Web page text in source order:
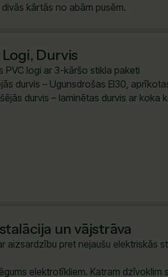
kārtās no abām pusēm.
Durvis
PVC logi ar 3-kāršo stikla paketi
durvis – Ugunsdrošas EI30,
durvis – laminētas durvis ar koka
un vājstrāva
aizsardzību pret nejaušu elektriskās
elektrotīkliem. Katram dzīvoklim